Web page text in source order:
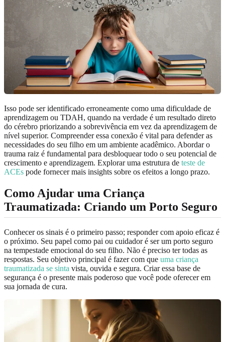
Isso pode ser identificado erroneamente como uma dificuldade de
aprendizagem ou TDAH, quando na verdade é um resultado direto
do cérebro priorizando a sobrevivência em vez da aprendizagem de
nível superior. Compreender essa conexão é vital para defender as
necessidades do seu filho em um ambiente acadêmico. Abordar o
trauma raiz é fundamental para desbloquear todo o seu potencial de
crescimento e aprendizagem. Explorar uma estrutura de teste de
ACEs pode fornecer mais insights sobre os efeitos a longo prazo.
Como Ajudar uma Criança
Traumatizada: Criando um Porto Seguro
Conhecer os sinais é o primeiro passo; responder com apoio eficaz é
o próximo. Seu papel como pai ou cuidador é ser um porto seguro
na tempestade emocional do seu filho. Não é preciso ter todas as
respostas. Seu objetivo principal é fazer com que uma criança
traumatizada se sinta vista, ouvida e segura. Criar essa base de
segurança é o presente mais poderoso que você pode oferecer em
sua jornada de cura.